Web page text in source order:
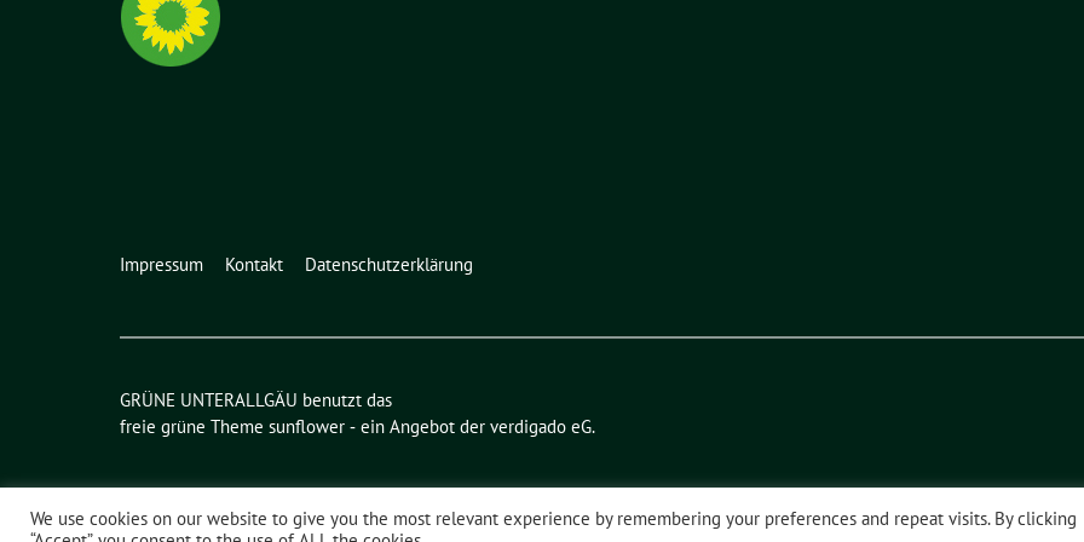
Impressum Kontakt Datenschutzerklärung
GRÜNE UNTERALLGÄU benutzt das
freie grüne Theme sunflower ‐ ein Angebot der verdigado eG.
We use cookies on our website to give you the most relevant experience by remembering your preferences and repeat visits. By clicking